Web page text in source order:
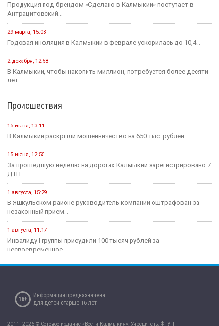
Продукция под брендом «Сделано в Калмыкии» поступает в
Антрацитовский...
29 марта, 15:03
Годовая инфляция в Калмыкии в феврале ускорилась до 10,4...
2 декабря, 12:58
В Калмыкии, чтобы накопить миллион, потребуется более десяти
лет.
Происшествия
15 июня, 13:11
В Калмыкии раскрыли мошенничество на 650 тыс. рублей
15 июня, 12:55
За прошедшую неделю на дорогах Калмыкии зарегистрировано 7
ДТП...
1 августа, 15:29
В Яшкульском районе руководитель компании оштрафован за
незаконный прием...
1 августа, 11:17
Инвалиду I группы присудили 100 тысяч рублей за
несвоевременное...
16+
Информация предназначена
для детей старше 16 лет
2011–2026 © Сетевое издание «Вести Калмыкия». Учредитель: ФГУП